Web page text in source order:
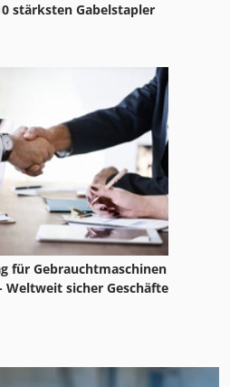
stärksten Gabelstapler
für Gebrauchtmaschinen
Weltweit sicher Geschäfte